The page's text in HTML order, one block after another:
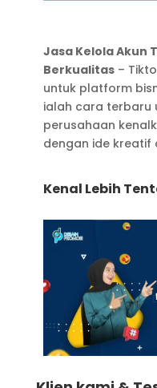
Jasa Kelola Akun
Berkualitas–
untuk platform
ialah cara terbaru
perusahaan
dengan ide kreatif
Kenal Lebih